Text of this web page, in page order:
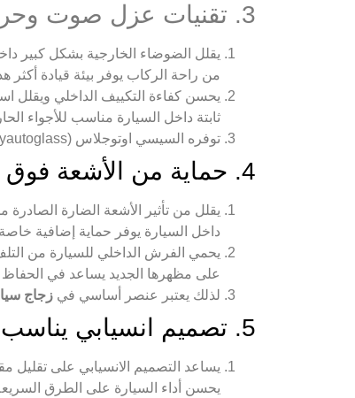
3. تقنيات عزل صوت وحرارة متقدمة
يقلل الضوضاء الخارجية بشكل كبير
من راحة الركاب يوفر بيئة قيادة أكثر
يحسن كفاءة التكييف الداخلي ويقلل
ثابتة داخل السيارة مناسب للأجواء
توفره السيسي اوتوجلاس (el seesyautoglass) بجودة عالية تناسب السيارات الحديثة
4. حماية من الأشعة فوق البنفسجية
يقلل من تأثير الأشعة الضارة
داخل السيارة يوفر حماية إضافية
يحمي الفرش الداخلي للسيارة من
على مظهرها الجديد يساعد في الحفاظ
لذلك يعتبر عنصر أساسي في زجاج
5. تصميم انسيابي يناسب BYD Tang L
يساعد التصميم الانسيابي على تقليل
يحسن أداء السيارة على الطرق